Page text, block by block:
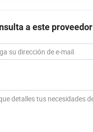
a este proveedor